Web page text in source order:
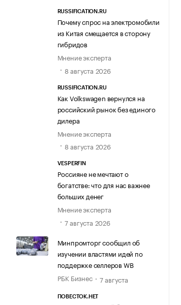
RUSSIFICATION.RU
Почему спрос на электромобили
из Китая смещается в сторону
гибридов
Мнение эксперта
8 августа 2026
RUSSIFICATION.RU
Как Volkswagen вернулся на
российский рынок без единого
дилера
Мнение эксперта
8 августа 2026
VESPERFIN
Россияне не мечтают о
богатстве: что для нас важнее
больших денег
Мнение эксперта
7 августа 2026
Минпромторг сообщил об
изучении властями идей по
поддержке селлеров WB
РБК Бизнес
7 августа
ПОВЕСТОК.НЕТ